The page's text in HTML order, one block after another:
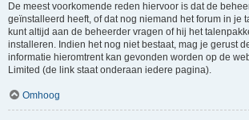
De meest voorkomende reden hiervoor is dat de
geïnstalleerd heeft, of dat nog niemand het forum in je
kunt altijd aan de beheerder vragen of hij het
installeren. Indien het nog niet bestaat, mag je gerust
informatie hieromtrent kan gevonden worden op de
Limited (de link staat onderaan iedere pagina).
Omhoog